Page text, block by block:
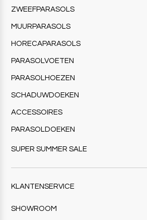
ZWEEFPARASOLS
MUURPARASOLS
HORECAPARASOLS
PARASOLVOETEN
PARASOLHOEZEN
SCHADUWDOEKEN
ACCESSOIRES
PARASOLDOEKEN
SUPER SUMMER SALE
KLANTENSERVICE
SHOWROOM